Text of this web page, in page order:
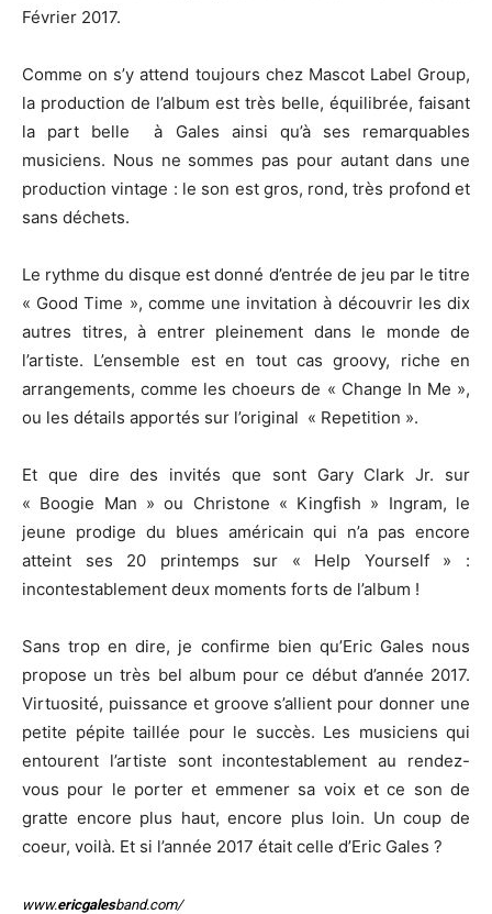
Février 2017.
Comme on s’y attend toujours chez Mascot Label Group,
la production de l’album est très belle, équilibrée, faisant
la part belle à Gales ainsi qu’à ses remarquables
musiciens. Nous ne sommes pas pour autant dans une
production vintage : le son est gros, rond, très profond et
sans déchets.
Le rythme du disque est donné d’entrée de jeu par le titre
« Good Time », comme une invitation à découvrir les dix
autres titres, à entrer pleinement dans le monde de
l’artiste. L’ensemble est en tout cas groovy, riche en
arrangements, comme les choeurs de « Change In Me »,
ou les détails apportés sur l’original « Repetition ».
Et que dire des invités que sont Gary Clark Jr. sur
« Boogie Man » ou Christone « Kingfish » Ingram, le
jeune prodige du blues américain qui n’a pas encore
atteint ses 20 printemps sur « Help Yourself » :
incontestablement deux moments forts de l’album !
Sans trop en dire, je confirme bien qu’Eric Gales nous
propose un très bel album pour ce début d’année 2017.
Virtuosité, puissance et groove s’allient pour donner une
petite pépite taillée pour le succès. Les musiciens qui
entourent l’artiste sont incontestablement au rendez-
vous pour le porter et emmener sa voix et ce son de
gratte encore plus haut, encore plus loin. Un coup de
coeur, voilà. Et si l’année 2017 était celle d’Eric Gales ?
www.ericgalesband.com/